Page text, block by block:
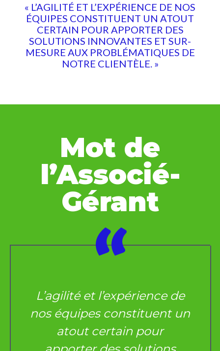
« L’AGILITÉ ET L’EXPÉRIENCE DE NOS
ÉQUIPES CONSTITUENT UN ATOUT
CERTAIN POUR APPORTER DES
SOLUTIONS INNOVANTES ET SUR-
MESURE AUX PROBLÉMATIQUES DE
NOTRE CLIENTÈLE. »
Mot de
l’Associé-
Gérant
“
L’agilité et l’expérience de
nos équipes constituent un
atout certain pour